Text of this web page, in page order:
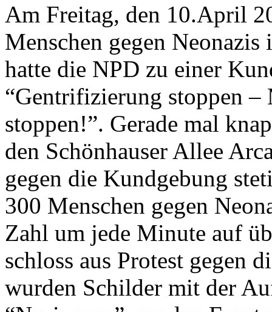
Am Freitag, den 10.April
Menschen gegen
hatte die NPD zu einer
“Gentrifizierung stoppen
stoppen!”. Gerade mal
den Schönhauser Allee
gegen die Kundgebung
300 Menschen gegen
Zahl um jede Minute auf
schloss aus Protest gegen
wurden Schilder mit der